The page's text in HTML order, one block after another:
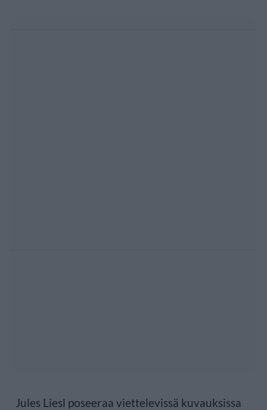
Jules Liesl poseeraa viettelevissä kuvauksissa